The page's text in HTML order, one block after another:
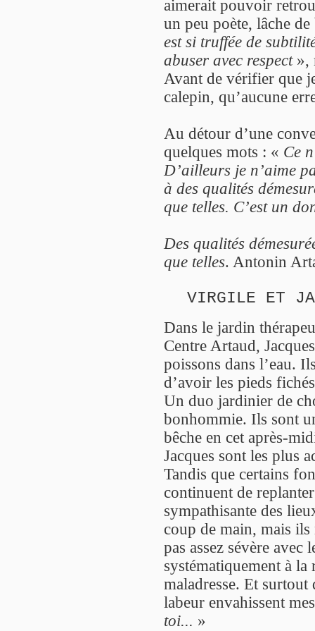
aimerait pouvoir
un peu poète, lâche
est si truffée de
abuser avec respect»,
Avant de vérifier que
calepin, qu’aucune
Au détour d’une
quelques mots : « Ce
D’ailleurs je n’aime
à des qualités
que telles. C’est un
Des qualités
que telles. Antonin
VIRGILE ET
Dans le jardin
Centre Artaud,
poissons dans l’eau.
d’avoir les pieds
Un duo jardinier de
bonhommie. Ils sont
bêche en cet après-
Jacques sont les plus
Tandis que certains
continuent de
sympathisante des
coup de main, mais
pas assez sévère
systématiquement à
maladresse. Et surtout
labeur envahissent
toi... »